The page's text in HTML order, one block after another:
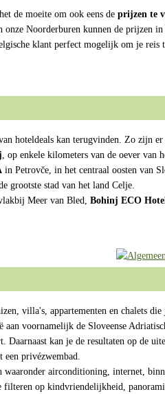
de moeite om ook eens de prijzen te
Noorderburen kunnen de prijzen
klant perfect mogelijk om je reis
hoteldeals kan terugvinden. Zo zijn
, op enkele kilometers van de oever
in Petrovče, in het centraal oosten van
grootste stad van het land Celje.
Meer van Bled, Bohinj ECO
villa's, appartementen en chalets
voornamelijk de Sloveense
Daarnaast kan je de resultaten op
privézwembad.
airconditioning, internet,
op kindvriendelijkheid,